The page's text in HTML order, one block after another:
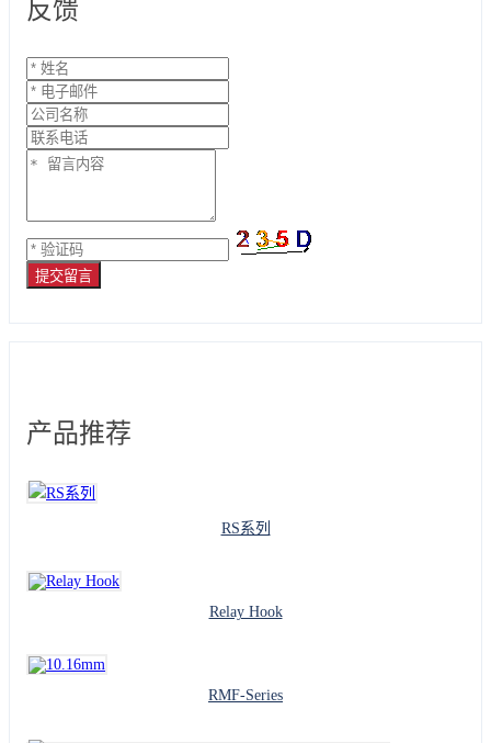
反馈
提交留言
产品推荐
RS系列
Relay Hook
RMF-Series